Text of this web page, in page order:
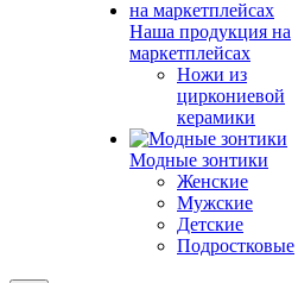
Наша продукция на
маркетплейсах
Ножи из
циркониевой
керамики
Модные зонтики
Женские
Мужские
Детские
Подростковые